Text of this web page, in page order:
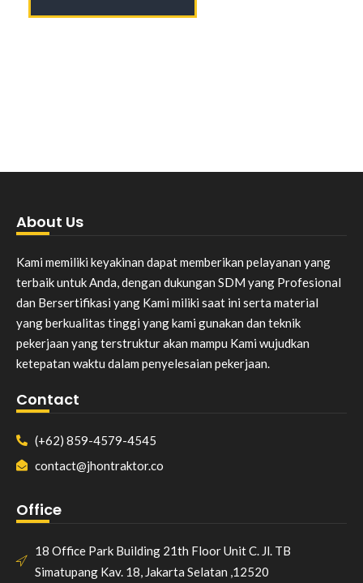
About Us
Kami memiliki keyakinan dapat memberikan pelayanan yang
terbaik untuk Anda, dengan dukungan SDM yang Profesional
dan Bersertifikasi yang Kami miliki saat ini serta material
yang berkualitas tinggi yang kami gunakan dan teknik
pekerjaan yang terstruktur akan mampu Kami wujudkan
ketepatan waktu dalam penyelesaian pekerjaan.
Contact
(+62) 859-4579-4545
contact@jhontraktor.co
Office
18 Office Park Building 21th Floor Unit C. Jl. TB
Simatupang Kav. 18, Jakarta Selatan ,12520